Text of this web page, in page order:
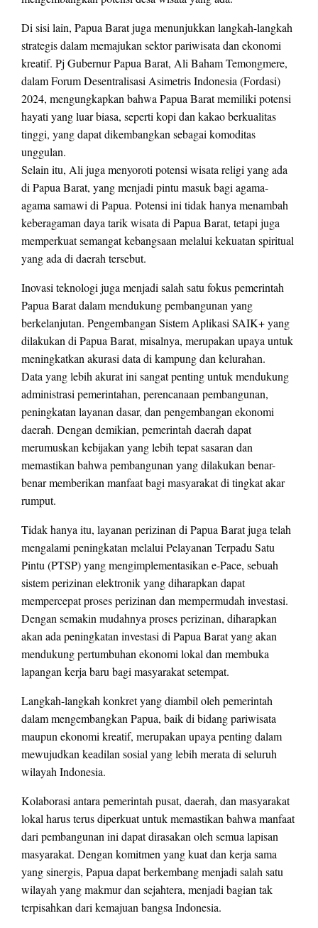
Di sisi lain, Papua Barat juga menunjukkan langkah-langkah
strategis dalam memajukan sektor pariwisata dan ekonomi
kreatif. Pj Gubernur Papua Barat, Ali Baham Temongmere,
dalam Forum Desentralisasi Asimetris Indonesia (Fordasi)
2024, mengungkapkan bahwa Papua Barat memiliki potensi
hayati yang luar biasa, seperti kopi dan kakao berkualitas
tinggi, yang dapat dikembangkan sebagai komoditas
unggulan.
Selain itu, Ali juga menyoroti potensi wisata religi yang ada
di Papua Barat, yang menjadi pintu masuk bagi agama-
agama samawi di Papua. Potensi ini tidak hanya menambah
keberagaman daya tarik wisata di Papua Barat, tetapi juga
memperkuat semangat kebangsaan melalui kekuatan spiritual
yang ada di daerah tersebut.
Inovasi teknologi juga menjadi salah satu fokus pemerintah
Papua Barat dalam mendukung pembangunan yang
berkelanjutan. Pengembangan Sistem Aplikasi SAIK+ yang
dilakukan di Papua Barat, misalnya, merupakan upaya untuk
meningkatkan akurasi data di kampung dan kelurahan.
Data yang lebih akurat ini sangat penting untuk mendukung
administrasi pemerintahan, perencanaan pembangunan,
peningkatan layanan dasar, dan pengembangan ekonomi
daerah. Dengan demikian, pemerintah daerah dapat
merumuskan kebijakan yang lebih tepat sasaran dan
memastikan bahwa pembangunan yang dilakukan benar-
benar memberikan manfaat bagi masyarakat di tingkat akar
rumput.
Tidak hanya itu, layanan perizinan di Papua Barat juga telah
mengalami peningkatan melalui Pelayanan Terpadu Satu
Pintu (PTSP) yang mengimplementasikan e-Pace, sebuah
sistem perizinan elektronik yang diharapkan dapat
mempercepat proses perizinan dan mempermudah investasi.
Dengan semakin mudahnya proses perizinan, diharapkan
akan ada peningkatan investasi di Papua Barat yang akan
mendukung pertumbuhan ekonomi lokal dan membuka
lapangan kerja baru bagi masyarakat setempat.
Langkah-langkah konkret yang diambil oleh pemerintah
dalam mengembangkan Papua, baik di bidang pariwisata
maupun ekonomi kreatif, merupakan upaya penting dalam
mewujudkan keadilan sosial yang lebih merata di seluruh
wilayah Indonesia.
Kolaborasi antara pemerintah pusat, daerah, dan masyarakat
lokal harus terus diperkuat untuk memastikan bahwa manfaat
dari pembangunan ini dapat dirasakan oleh semua lapisan
masyarakat. Dengan komitmen yang kuat dan kerja sama
yang sinergis, Papua dapat berkembang menjadi salah satu
wilayah yang makmur dan sejahtera, menjadi bagian tak
terpisahkan dari kemajuan bangsa Indonesia.